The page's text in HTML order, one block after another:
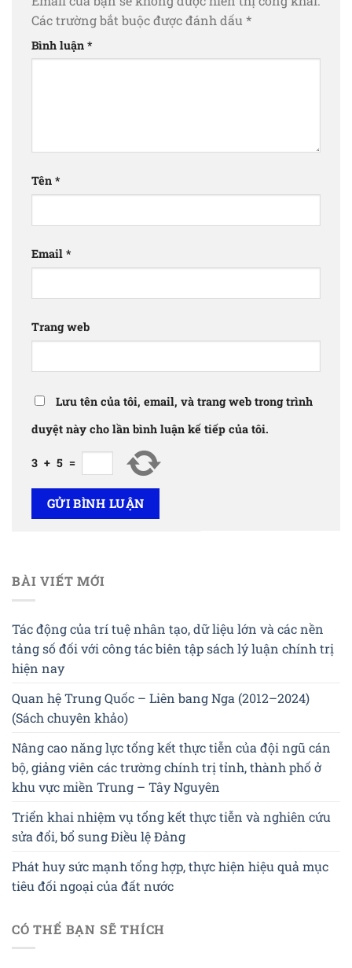
Các trường bắt buộc được đánh dấu *
Bình luận *
Tên *
Email *
Trang web
Lưu tên của tôi, email, và trang web trong trình
duyệt này cho lần bình luận kế tiếp của tôi.
3 + 5 =
BÀI VIẾT MỚI
Tác động của trí tuệ nhân tạo, dữ liệu lớn và các nền
tảng số đối với công tác biên tập sách lý luận chính trị
hiện nay
Quan hệ Trung Quốc – Liên bang Nga (2012–2024)
(Sách chuyên khảo)
Nâng cao năng lực tổng kết thực tiễn của đội ngũ cán
bộ, giảng viên các trường chính trị tỉnh, thành phố ở
khu vực miền Trung – Tây Nguyên
Triển khai nhiệm vụ tổng kết thực tiễn và nghiên cứu
sửa đổi, bổ sung Điều lệ Đảng
Phát huy sức mạnh tổng hợp, thực hiện hiệu quả mục
tiêu đối ngoại của đất nước
CÓ THỂ BẠN SẼ THÍCH